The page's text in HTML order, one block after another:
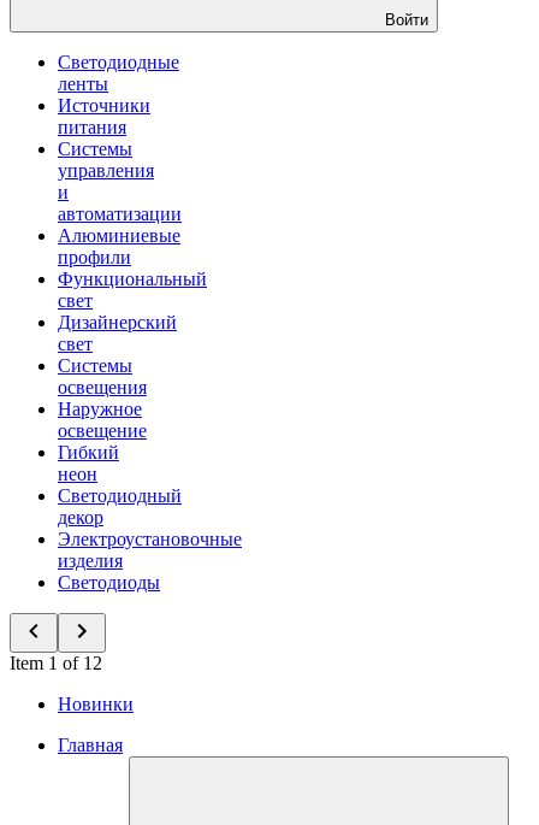
Войти
Светодиодные
ленты
Источники
питания
Системы
управления
и
автоматизации
Алюминиевые
профили
Функциональный
свет
Дизайнерский
свет
Системы
освещения
Наружное
освещение
Гибкий
неон
Светодиодный
декор
Электроустановочные
изделия
Светодиоды
Item 1 of 12
Новинки
Главная